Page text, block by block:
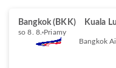
Bangkok (BKK) Kuala
so 8. 8. Priamy
Bangkok